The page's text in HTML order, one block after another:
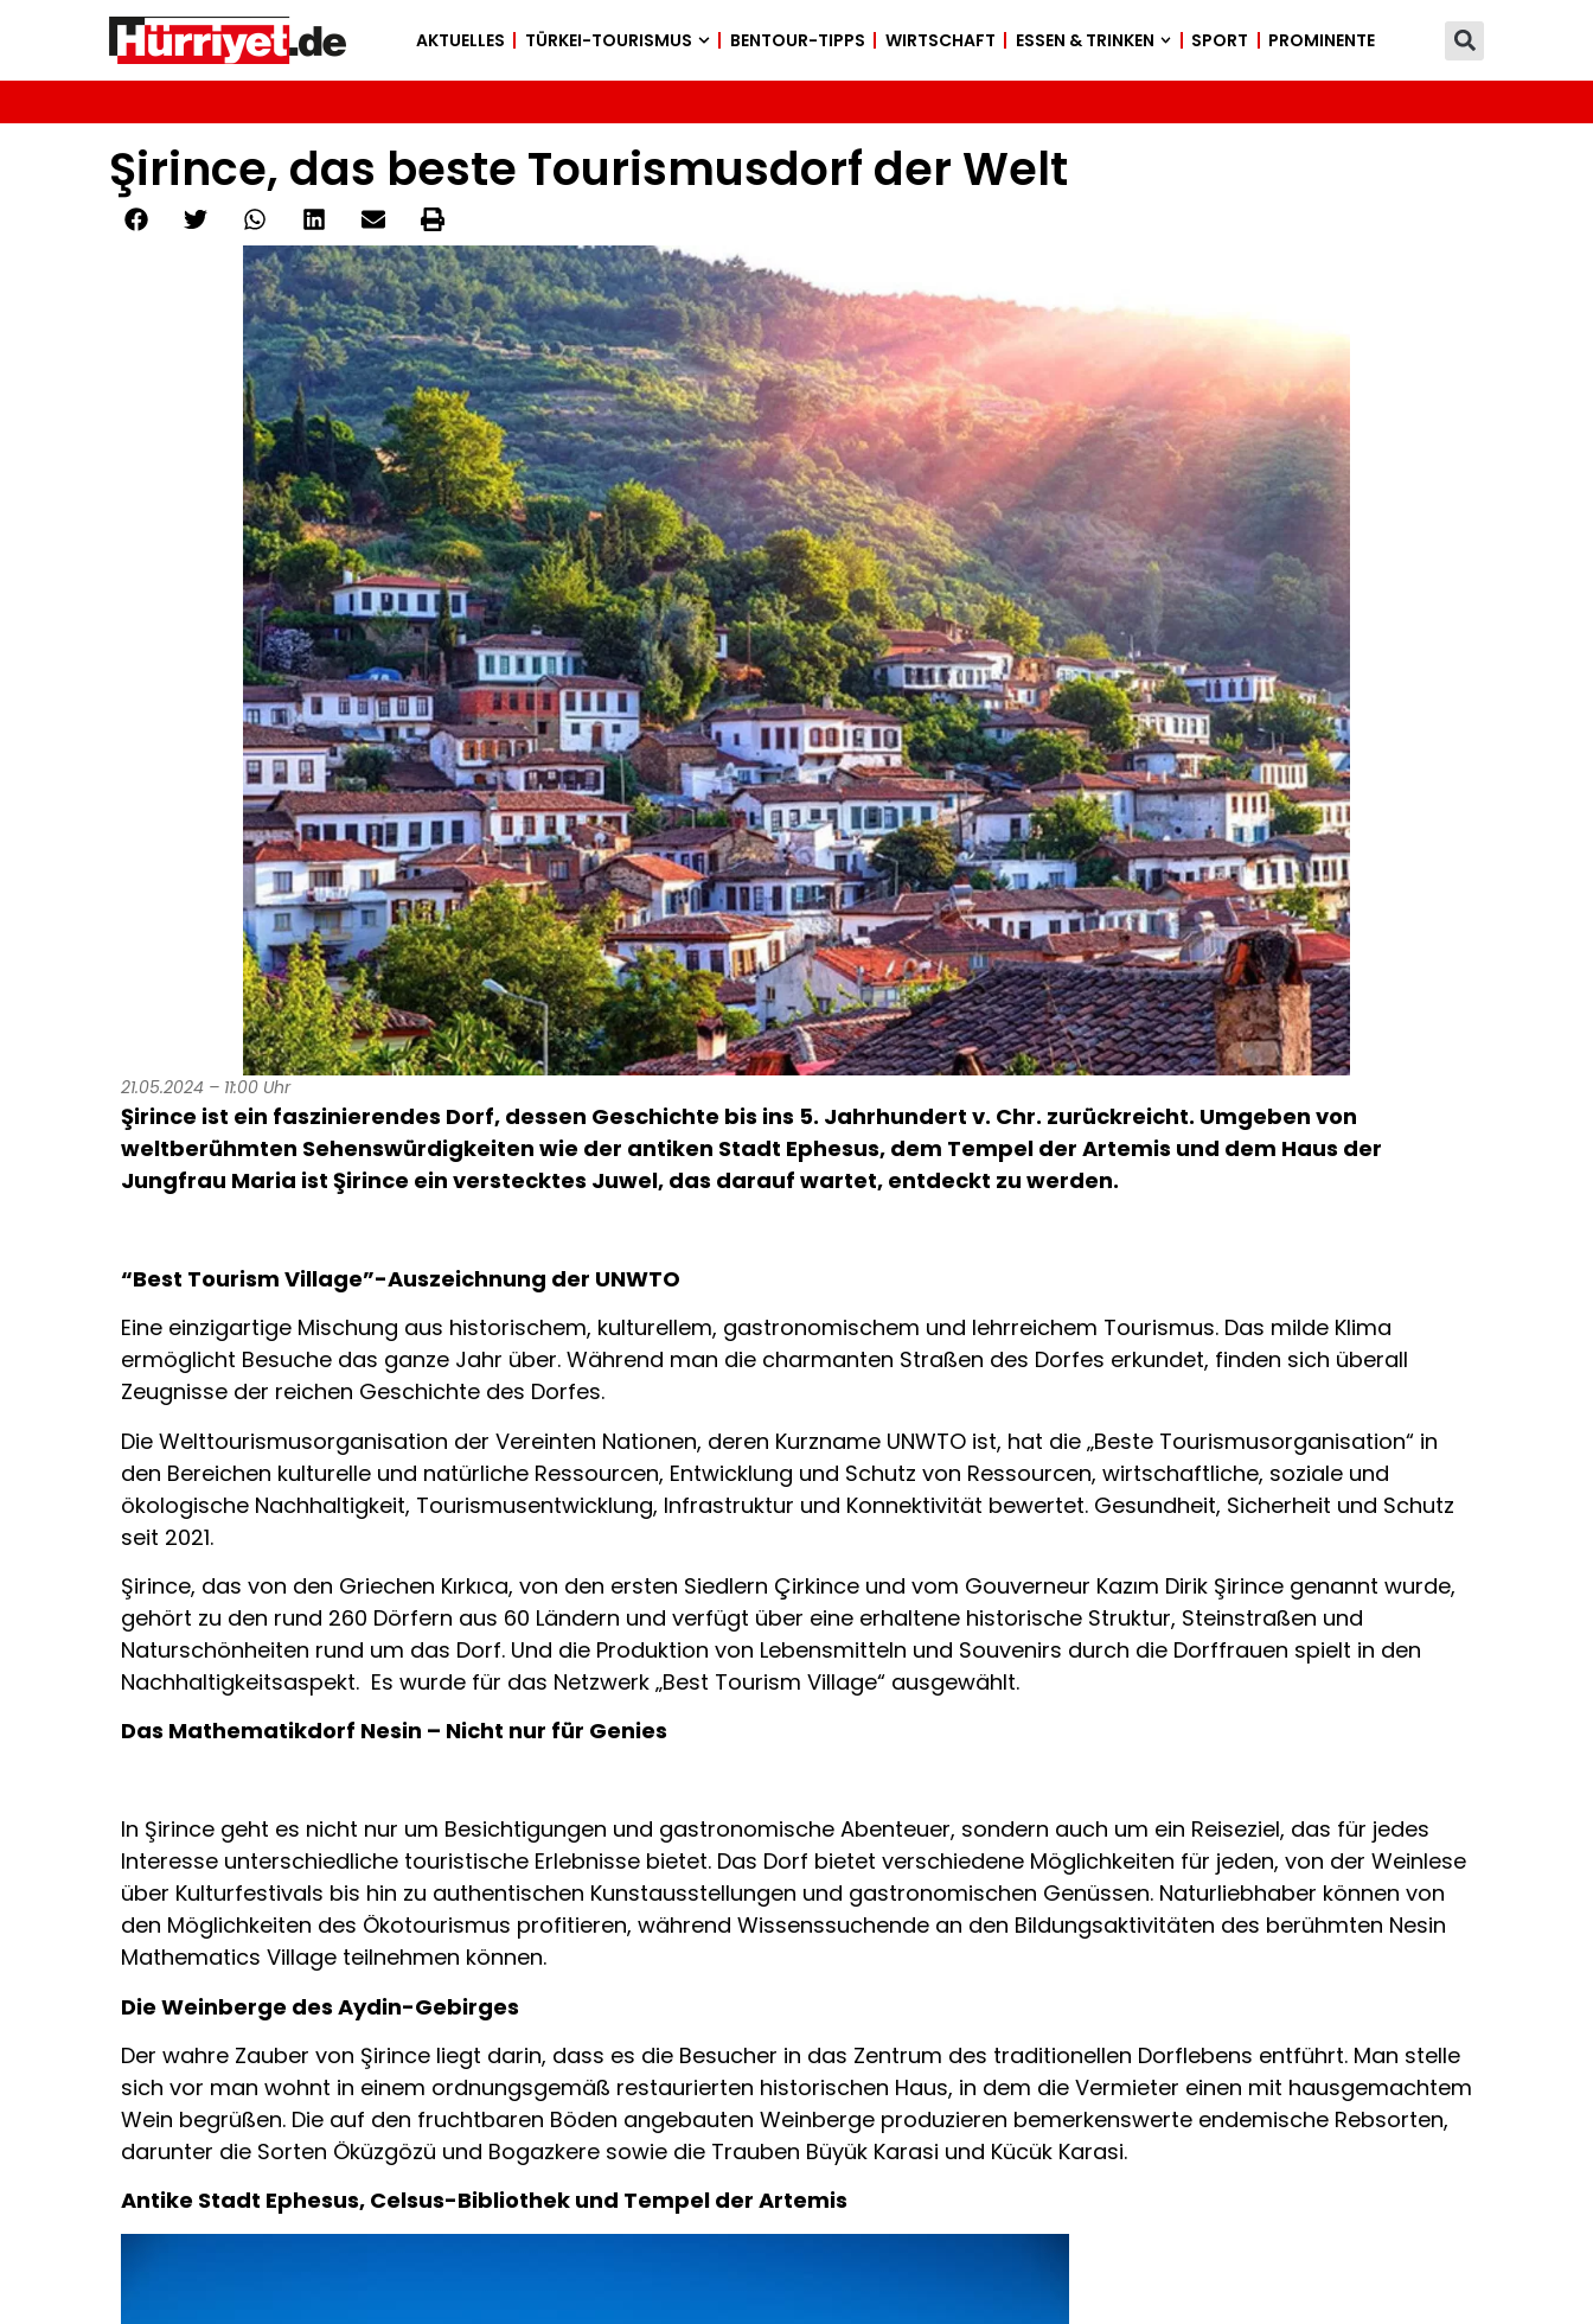
AKTUELLES TÜRKEI-TOURISMUS BENTOUR-TIPPS WIRTSCHAFT ESSEN & TRINKEN SPORT PROMINENTE
Şirince, das beste Tourismusdorf der Welt
21.05.2024 – 11:00 Uhr
Şirince ist ein faszinierendes Dorf, dessen Geschichte bis ins 5. Jahrhundert v. Chr. zurückreicht. Umgeben von
weltberühmten Sehenswürdigkeiten wie der antiken Stadt Ephesus, dem Tempel der Artemis und dem Haus der
Jungfrau Maria ist Şirince ein verstecktes Juwel, das darauf wartet, entdeckt zu werden.
“Best Tourism Village”-Auszeichnung der UNWTO
Eine einzigartige Mischung aus historischem, kulturellem, gastronomischem und lehrreichem Tourismus. Das milde Klima
ermöglicht Besuche das ganze Jahr über. Während man die charmanten Straßen des Dorfes erkundet, finden sich überall
Zeugnisse der reichen Geschichte des Dorfes.
Die Welttourismusorganisation der Vereinten Nationen, deren Kurzname UNWTO ist, hat die „Beste Tourismusorganisation“ in
den Bereichen kulturelle und natürliche Ressourcen, Entwicklung und Schutz von Ressourcen, wirtschaftliche, soziale und
ökologische Nachhaltigkeit, Tourismusentwicklung, Infrastruktur und Konnektivität bewertet. Gesundheit, Sicherheit und Schutz
seit 2021.
Şirince, das von den Griechen Kırkıca, von den ersten Siedlern Çirkince und vom Gouverneur Kazım Dirik Şirince genannt wurde,
gehört zu den rund 260 Dörfern aus 60 Ländern und verfügt über eine erhaltene historische Struktur, Steinstraßen und
Naturschönheiten rund um das Dorf. Und die Produktion von Lebensmitteln und Souvenirs durch die Dorffrauen spielt in den
Nachhaltigkeitsaspekt. Es wurde für das Netzwerk „Best Tourism Village“ ausgewählt.
Das Mathematikdorf Nesin – Nicht nur für Genies
In Şirince geht es nicht nur um Besichtigungen und gastronomische Abenteuer, sondern auch um ein Reiseziel, das für jedes
Interesse unterschiedliche touristische Erlebnisse bietet. Das Dorf bietet verschiedene Möglichkeiten für jeden, von der Weinlese
über Kulturfestivals bis hin zu authentischen Kunstausstellungen und gastronomischen Genüssen. Naturliebhaber können von
den Möglichkeiten des Ökotourismus profitieren, während Wissenssuchende an den Bildungsaktivitäten des berühmten Nesin
Mathematics Village teilnehmen können.
Die Weinberge des Aydin-Gebirges
Der wahre Zauber von Şirince liegt darin, dass es die Besucher in das Zentrum des traditionellen Dorflebens entführt. Man stelle
sich vor man wohnt in einem ordnungsgemäß restaurierten historischen Haus, in dem die Vermieter einen mit hausgemachtem
Wein begrüßen. Die auf den fruchtbaren Böden angebauten Weinberge produzieren bemerkenswerte endemische Rebsorten,
darunter die Sorten Öküzgözü und Bogazkere sowie die Trauben Büyük Karasi und Kücük Karasi.
Antike Stadt Ephesus, Celsus-Bibliothek und Tempel der Artemis